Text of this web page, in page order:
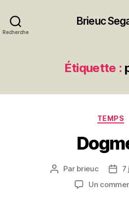
Recherche
Brieuc
Étiquette :
TEMPS
Auteur
l’article
Par brieuc
Date
7
Un